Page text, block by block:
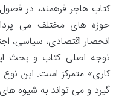
کتاب هاجر فرهمند، در
حوزه های مختلف می
انحصار اقتصادی، سیاسی،
توجه اصلی کتاب و بحث
کاری» متمرکز است. این
گیرد و می تواند به شیوه